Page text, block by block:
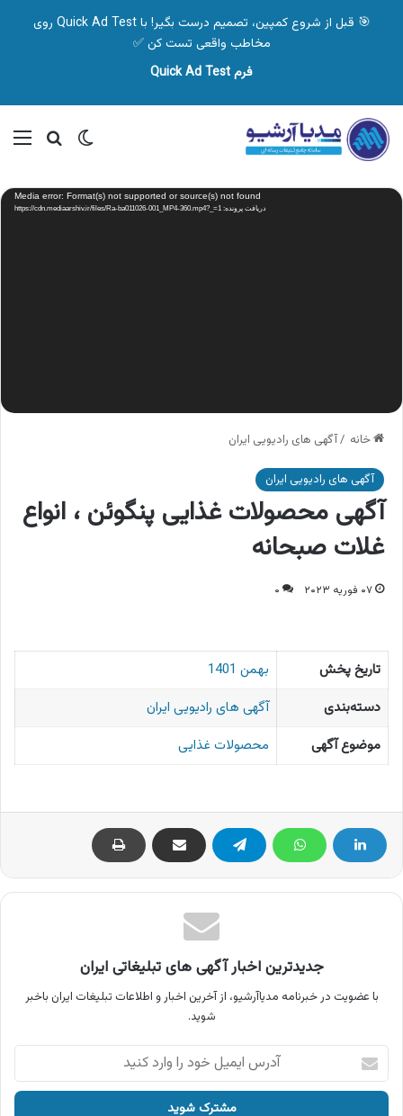
🎯 قبل از شروع کمپین، تصمیم درست بگیر! با Quick Ad Test روی
مخاطب واقعی تست کن ✅
فرم Quick Ad Test
تغییر پوسته
نمایشگر
ویدیو Media error: Format(s) not supported or source(s) not found
دریافت پرونده: https://cdn.mediaarshiv.ir/files/Ra-ba011026-001_MP4-360.mp4?_=1
خانه /آگهی های رادیویی ایران
آگهی های رادیویی ایران
آگهی محصولات غذایی پنگوئن ، انواع
غلات صبحانه
۰۷ فوریه ۲۰۲۳ ۰
تاریخ پخش
بهمن 1401
دسته‌بندی
آگهی های رادیویی ایران
موضوع آگهی
محصولات غذایی
جدیدترین اخبار آگهی های تبلیغاتی ایران
با عضویت در خبرنامه مدیاآرشیو، از آخرین اخبار و اطلاعات تبلیغات ایران باخبر
شوید.
آدرس
ایمیل
خود